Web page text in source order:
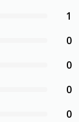
1
0
0
0
0